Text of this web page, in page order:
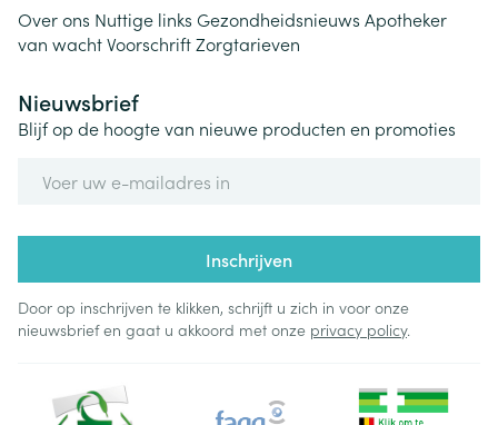
Over ons Nuttige links Gezondheidsnieuws Apotheker
van wachtVoorschriftZorgtarieven
Nieuwsbrief
Blijf op de hoogte van nieuwe producten en promoties
Inschrijven
Door op inschrijven te klikken, schrijft u zich in voor onze
nieuwsbrief en gaat u akkoord met onze privacy policy.